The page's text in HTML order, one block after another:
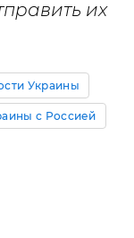
их
Украины
с Россией